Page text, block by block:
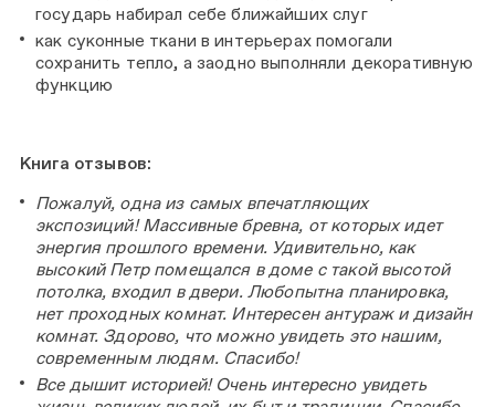
государь набирал себе ближайших слуг
как суконные ткани в интерьерах помогали
сохранить тепло, а заодно выполняли декоративную
функцию
Книга отзывов:
Пожалуй, одна из самых впечатляющих
экспозиций! Массивные бревна, от которых идет
энергия прошлого времени. Удивительно, как
высокий Петр помещался в доме с такой высотой
потолка, входил в двери. Любопытна планировка,
нет проходных комнат. Интересен антураж и дизайн
комнат. Здорово, что можно увидеть это нашим,
современным людям. Спасибо!
Все дышит историей! Очень интересно увидеть